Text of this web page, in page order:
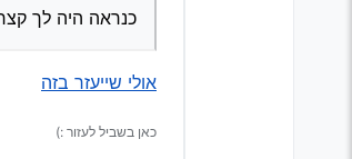
כנראה היה לך
אולי שייעזר בזה
כאן בשביל לעזור :)